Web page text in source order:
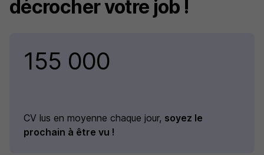
décrocher votre job !
155 000
CV lus en moyenne chaque jour, soyez le
prochain à être vu !